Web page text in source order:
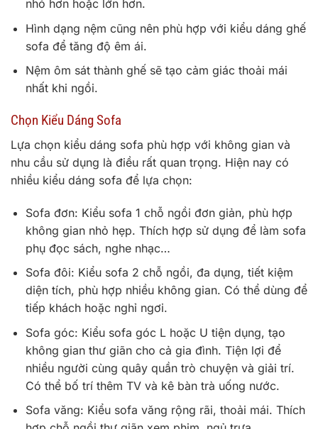
nhỏ hơn hoặc lớn hơn.
Hình dạng nệm cũng nên phù hợp với kiểu dáng ghế
sofa để tăng độ êm ái.
Nệm ôm sát thành ghế sẽ tạo cảm giác thoải mái
nhất khi ngồi.
Chọn Kiểu Dáng Sofa
Lựa chọn kiểu dáng sofa phù hợp với không gian và
nhu cầu sử dụng là điều rất quan trọng. Hiện nay có
nhiều kiểu dáng sofa để lựa chọn:
Sofa đơn: Kiểu sofa 1 chỗ ngồi đơn giản, phù hợp
không gian nhỏ hẹp. Thích hợp sử dụng để làm sofa
phụ đọc sách, nghe nhạc…
Sofa đôi: Kiểu sofa 2 chỗ ngồi, đa dụng, tiết kiệm
diện tích, phù hợp nhiều không gian. Có thể dùng để
tiếp khách hoặc nghỉ ngơi.
Sofa góc: Kiểu sofa góc L hoặc U tiện dụng, tạo
không gian thư giãn cho cả gia đình. Tiện lợi để
nhiều người cùng quây quần trò chuyện và giải trí.
Có thể bố trí thêm TV và kê bàn trà uống nước.
Sofa văng: Kiểu sofa văng rộng rãi, thoải mái. Thích